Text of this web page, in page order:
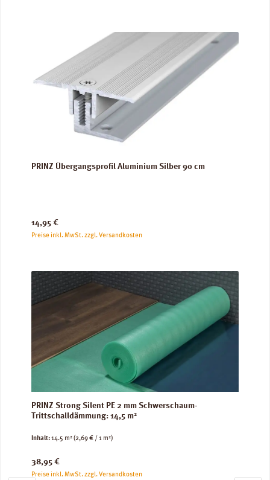
PRINZ Übergangsprofil Aluminium Silber 90 cm
Regulärer Preis:
14,95 €
Preise inkl. MwSt. zzgl. Versandkosten
PRINZ Strong Silent PE 2 mm Schwerschaum-
Trittschalldämmung: 14,5 m²
Inhalt:14.5 m²(2,69 € / 1 m²)
Regulärer Preis:
38,95 €
Preise inkl. MwSt. zzgl. Versandkosten